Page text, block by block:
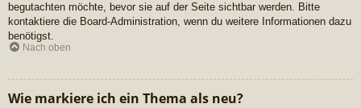
begutachten möchte, bevor sie auf der Seite sichtbar werden. Bitte
kontaktiere die Board-Administration, wenn du weitere Informationen dazu
benötigst.
Nach oben
Wie markiere ich ein Thema als neu?